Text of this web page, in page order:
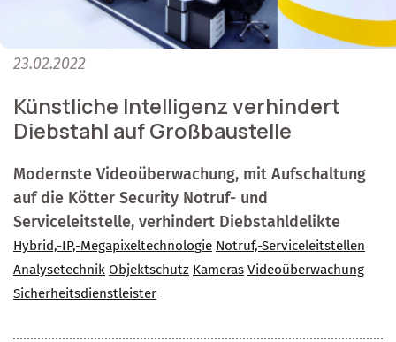
23.02.2022
Künstliche Intelligenz verhindert
Diebstahl auf Großbaustelle
Modernste Videoüberwachung, mit Aufschaltung
auf die Kötter Security Notruf- und
Serviceleitstelle, verhindert Diebstahldelikte
Hybrid,-IP,-Megapixeltechnologie Notruf,-Serviceleitstellen
Analysetechnik Objektschutz Kameras Videoüberwachung
Sicherheitsdienstleister